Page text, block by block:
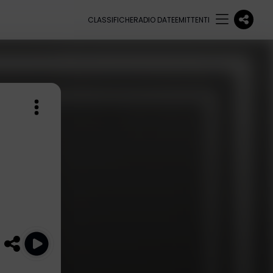
CLASSIFICHERADIO DATEEMITTENTI